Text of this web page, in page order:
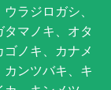
ラジロガシ、
マノキ、オタ
ノキ、カナメ
ンツバキ、キ